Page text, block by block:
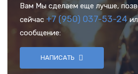
Вам Мы сделаем еще лучше,
сейчас +7 (950) 037-53-24
сообщение:
НАПИСАТЬ